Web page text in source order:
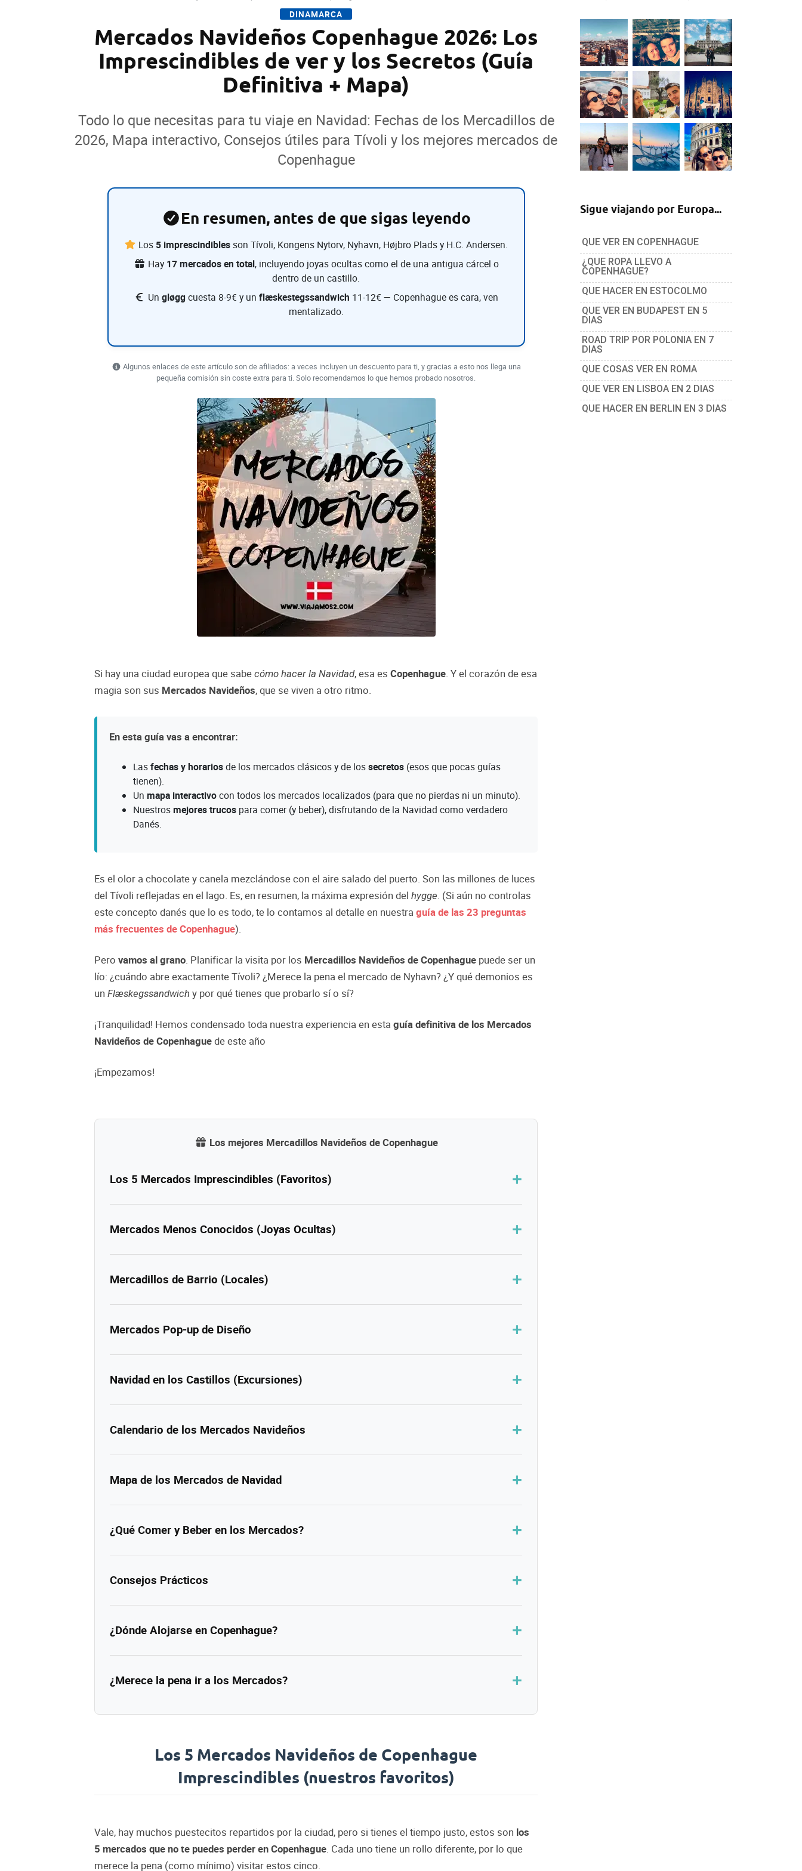
DINAMARCA
Mercados Navideños Copenhague 2026: Los
Imprescindibles de ver y los Secretos (Guía
Definitiva + Mapa)
Todo lo que necesitas para tu viaje en Navidad: Fechas de los Mercadillos de
2026, Mapa interactivo, Consejos útiles para Tívoli y los mejores mercados de
Copenhague
En resumen, antes de que sigas leyendo
Los 5 imprescindiblesson Tívoli, Kongens Nytorv, Nyhavn, Højbro Plads y H.C. Andersen.
Hay 17 mercados en total, incluyendo joyas ocultas como el de una antigua cárcel o
dentro de un castillo.
Un gløggcuesta 8-9€ y un flæskestegssandwich 11-12€ — Copenhague es cara, ven
mentalizado.
Algunos enlaces de este artículo son de afiliados: a veces incluyen un descuento para ti, y gracias a esto nos llega una
pequeña comisión sin coste extra para ti. Solo recomendamos lo que hemos probado nosotros.
Si hay una ciudad europea que sabecómo hacer la Navidad, esa esCopenhague. Y el corazón de esa
magia son sus Mercados Navideños, que se viven a otro ritmo.
En esta guía vas a encontrar:
Lasfechas y horariosde los mercados clásicos y de lossecretos (esos que pocas guías
tienen).
Unmapa interactivocon todos los mercados localizados (para que no pierdas ni un minuto).
Nuestrosmejores trucos para comer (y beber), disfrutando de la Navidad como verdadero
Danés.
Es el olor a chocolate y canela mezclándose con el aire salado del puerto. Son las millones de luces
del Tívoli reflejadas en el lago. Es, en resumen, la máxima expresión delhygge. (Si aún no controlas
este concepto danés que lo es todo, te lo contamos al detalle en nuestraguía de las 23 preguntas
más frecuentes de Copenhague).
Perovamos al grano. Planificar la visita por los Mercadillos Navideños de Copenhague puede ser un
lío: ¿cuándo abre exactamente Tívoli? ¿Merece la pena el mercado de Nyhavn? ¿Y qué demonios es
unFlæskegssandwich y por qué tienes que probarlo sí o sí?
¡Tranquilidad! Hemos condensado toda nuestra experiencia en estaguía definitiva de los Mercados
Navideños de Copenhaguede este año
¡Empezamos!
Los mejores Mercadillos Navideños de Copenhague
Los 5 Mercados Imprescindibles (Favoritos)
Mercados Menos Conocidos (Joyas Ocultas)
Mercadillos de Barrio (Locales)
Mercados Pop-up de Diseño
Navidad en los Castillos (Excursiones)
Calendario de los Mercados Navideños
Mapa de los Mercados de Navidad
¿Qué Comer y Beber en los Mercados?
Consejos Prácticos
¿Dónde Alojarse en Copenhague?
¿Merece la pena ir a los Mercados?
Los 5 Mercados Navideños de Copenhague
Imprescindibles (nuestros favoritos)
Vale, hay muchos puestecitos repartidos por la ciudad, pero si tienes el tiempo justo, estos son los
5 mercados que no te puedes perder en Copenhague. Cada uno tiene un rollo diferente, por lo que
merece la pena (como mínimo) visitar estos cinco.
Sigue viajando por Europa...
QUE VER EN COPENHAGUE
¿QUE ROPA LLEVO A
COPENHAGUE?
QUE HACER EN ESTOCOLMO
QUE VER EN BUDAPEST EN 5
DIAS
ROAD TRIP POR POLONIA EN 7
DIAS
QUE COSAS VER EN ROMA
QUE VER EN LISBOA EN 2 DIAS
QUE HACER EN BERLIN EN 3 DIAS